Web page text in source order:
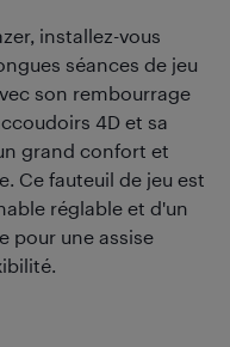
installez-vous
séances de jeu
son rembourrage
4D et sa
grand confort et
Ce fauteuil de jeu est
réglable et d'un
pour une assise